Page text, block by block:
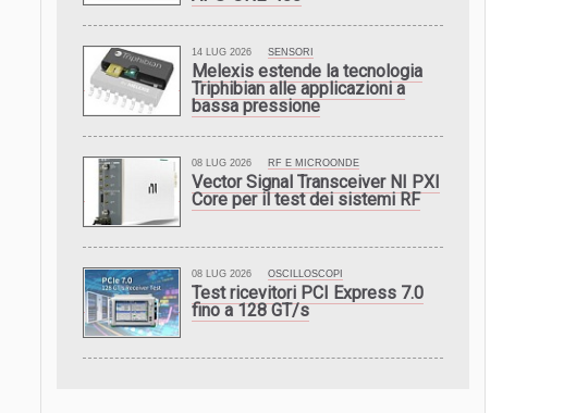
14 LUG 2026 SENSORI
Melexis estende la tecnologia
Triphibian alle applicazioni a
bassa pressione
08 LUG 2026 RF E MICROONDE
Vector Signal Transceiver NI PXI
Core per il test dei sistemi RF
08 LUG 2026 OSCILLOSCOPI
Test ricevitori PCI Express 7.0
fino a 128 GT/s